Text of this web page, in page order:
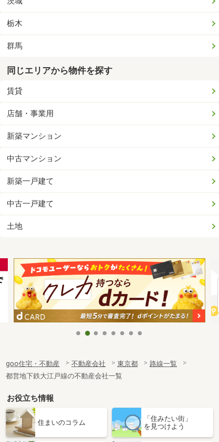
栃木
群馬
同じエリアから物件を探す
賃貸
店舗・事業用
新築マンション
中古マンション
新築一戸建て
中古一戸建て
土地
goo住宅・不動産 不動産会社 東京都
路線一覧
都営地下鉄大江戸線の不動産会社一覧
お役立ち情報
住まいのコラム
「住みたい街」
を見つけよう